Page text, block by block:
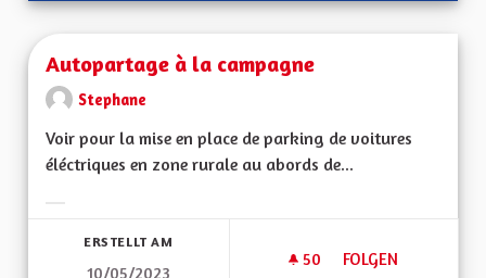
Autopartage à la campagne
Stephane
Voir pour la mise en place de parking de voitures
éléctriques en zone rurale au abords de...
ERSTELLT AM
10/05/2023
50 50 FOLLOWER
FOLGEN